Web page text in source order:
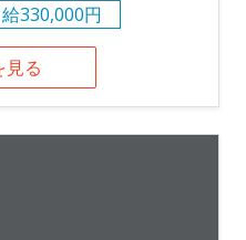
330,000円
見る